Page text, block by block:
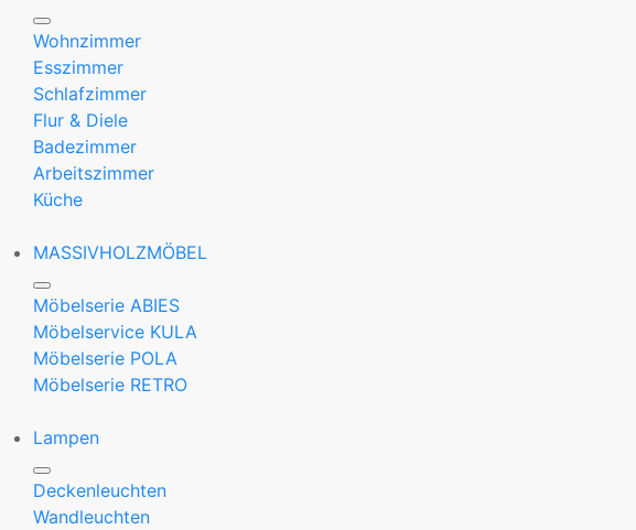
Wohnzimmer
Esszimmer
Schlafzimmer
Flur & Diele
Badezimmer
Arbeitszimmer
Küche
MASSIVHOLZMÖBEL
Möbelserie ABIES
Möbelservice KULA
Möbelserie POLA
Möbelserie RETRO
Lampen
Deckenleuchten
Wandleuchten